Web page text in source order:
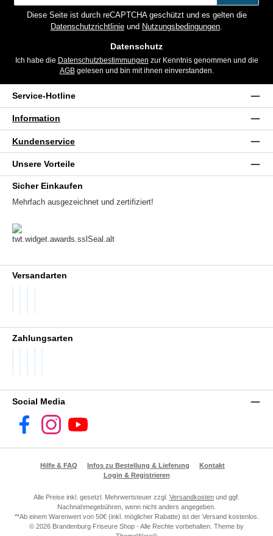
Diese Seite ist durch reCAPTCHA geschützt und es gelten die
Datenschutzrichtlinie und Nutzungsbedingungen
Datenschutz
Ich habe die Datenschutzbestimmungen
AGBgelesen und bin mit ihnen einverstanden.
Service-Hotline
Information
Kundenservice
Unsere Vorteile
Sicher Einkaufen
Mehrfach ausgezeichnet und zertifiziert!
Versandarten
Zahlungsarten
Social Media
FacebookInstagramYouTube
Hilfe & FAQ Infos zu Bestellung & Lieferung
Kontakt
Login & Registrieren
Alle Preise inkl. gesetzl. Mehrwertsteuer zzgl. Versandkosten und ggf.
Nachnahmegebühren, wenn nicht anders angegeben.
**Ab einem Warenwert von 50€ (inkl. möglicher Rabatte) ist der Versand kostenlos.
© 2026 Brandenburg Friseure Shop - Alle Rechte vorbehalten. Theme by